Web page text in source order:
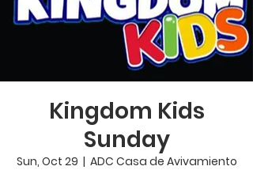
Kingdom Kids
Sunday
Sun, Oct 29
  |
ADC Casa de Avivamiento